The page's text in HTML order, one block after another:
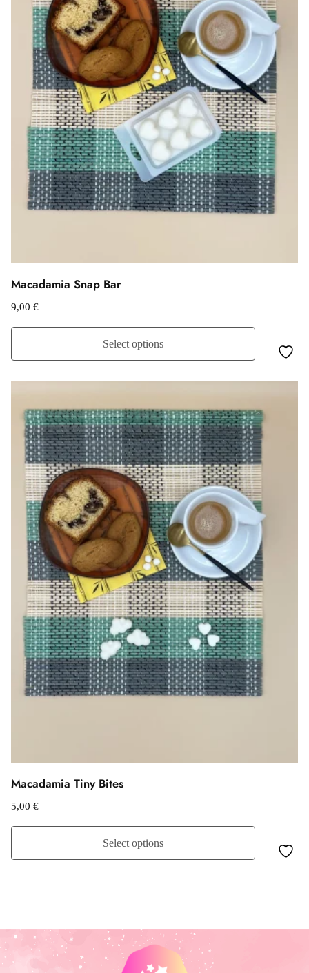
Macadamia Snap Bar
9,00 €
Select options
Macadamia Tiny Bites
5,00 €
Select options